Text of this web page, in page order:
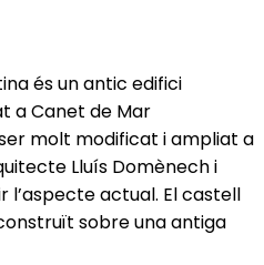
és un antic edifici
a Canet de Mar
molt modificat i ampliat a
Lluís Domènech i
l’aspecte actual. El castell
sobre una antiga